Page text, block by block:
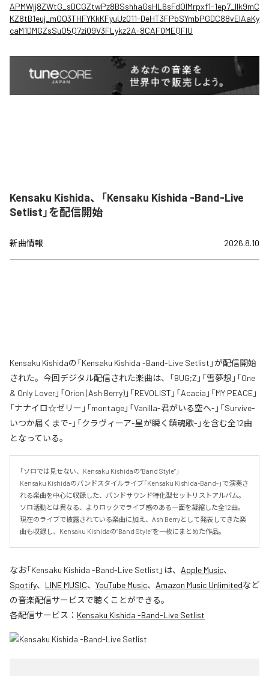
APMWjj8ZWtG_sDCGZtwPz8BSshhaGsHL6sFdOIMrpxf1-1ep7_llk9mC
KZ8tB1euj_mOO3THFYKkKFyuUz011-DeHT3FPbSYmbPGDC88vEIAaKy
caM1DMGZsSuO5Q7zi09V3FLykz2A-8CAF0MEQFIU
Kensaku Kishida、「Kensaku Kishida -Band-Live
Setlist」を配信開始
新曲情報 2026.8.10
Kensaku Kishidaの「Kensaku Kishida -Band-Live Setlist」が配信開始
された。今回デジタル配信された楽曲は、「BUG;Z」「雪夢想」「One
& Only Lover」「Orion (Ash Berry)」「REVOLIST」「Acacia」「MY PEACE」
「ナナイロ☆ゼリー」「montage」「Vanilla-君がいる空へ-」「Survive-
いつか届くまで-」「クラヴィーア-星が瞬く鎮魂歌-」を含む全12曲
となっている。
「ソロでは見せない、Kensaku Kishidaの“Band Style”」
Kensaku Kishidaのバンドスタイルライブ「Kensaku Kishida-Band-」で演奏さ
れる楽曲を中心に収録した、バンドサウンド特化型セットリストアルバム。
ソロ活動とは異なる、よりロックでライブ感のある一面を凝縮した全12曲。
現在のライブで披露されている楽曲に加え、Ash Berryとして発表してきた楽
曲も収録し、Kensaku Kishidaの“Band Style”を一枚にまとめた作品。
なお「Kensaku Kishida -Band-Live Setlist 」は、 Apple Music、
Spotify、 LINE MUSIC、 YouTube Music、 Amazon Music Unlimitedなど
の音楽配信サービスで聴くことができる。
各配信サービス： Kensaku Kishida -Band-Live Setlist